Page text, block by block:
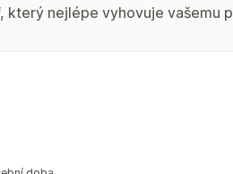
který nejlépe vyhovuje vašemu